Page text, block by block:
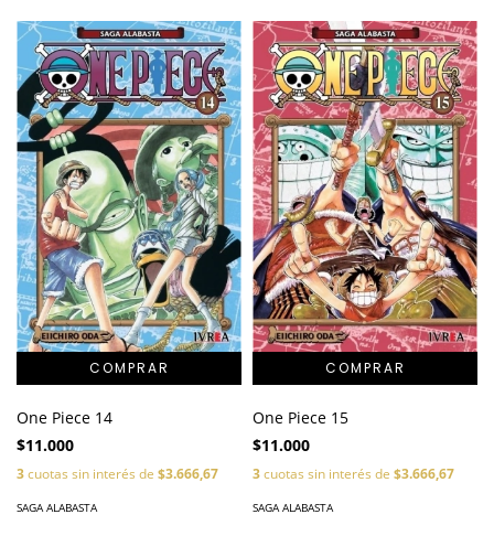
One Piece 14
$11.000
3cuotas sin interés de $3.666,67
SAGA ALABASTA
One Piece 15
$11.000
3cuotas sin interés de $3.666,67
SAGA ALABASTA